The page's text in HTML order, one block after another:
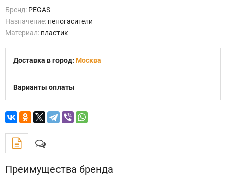
Бренд: PEGAS
Назначение: пеногасители
Материал: пластик
Доставка в город: Москва
Варианты оплаты
Преимущества бренда